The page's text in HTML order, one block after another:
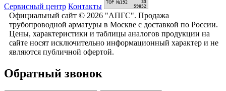
Сервисный центр Контакты
Официальный сайт © 2026 "АПГС". Продажа
трубопроводной арматуры в Москве с доставкой по России.
Цены, характеристики и таблицы аналогов продукции на
сайте носят исключительно информационный характер и не
являются публичной офертой.
Обратный звонок